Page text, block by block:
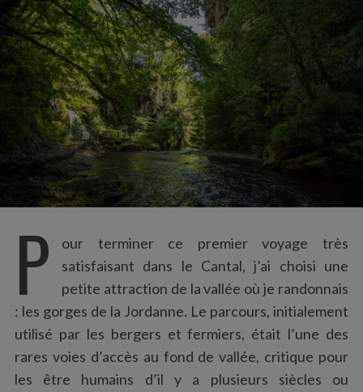
:
P
our terminer ce premier voyage très
satisfaisant dans le Cantal, j’ai choisi une
petite attraction de la vallée où je randonnais
: les gorges de la Jordanne. Le parcours, initialement
utilisé par les bergers et fermiers, était l’une des
rares voies d’accès au fond de vallée, critique pour
les être humains d’il y a plusieurs siècles ou